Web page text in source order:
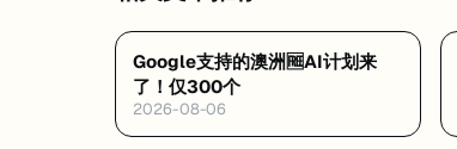
Google支持的澳洲🆓AI计划来
了！仅300个
2026-08-06